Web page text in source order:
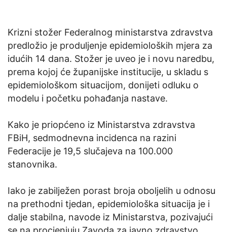
Krizni stožer Federalnog ministarstva zdravstva
predložio je produljenje epidemioloških mjera za
idućih 14 dana. Stožer je uveo je i novu naredbu,
prema kojoj će županijske institucije, u skladu s
epidemiološkom situacijom, donijeti odluku o
modelu i početku pohađanja nastave.
Kako je priopćeno iz Ministarstva zdravstva
FBiH, sedmodnevna incidenca na razini
Federacije je 19,5 slučajeva na 100.000
stanovnika.
Iako je zabilježen porast broja oboljelih u odnosu
na prethodni tjedan, epidemiološka situacija je i
dalje stabilna, navode iz Ministarstva, pozivajući